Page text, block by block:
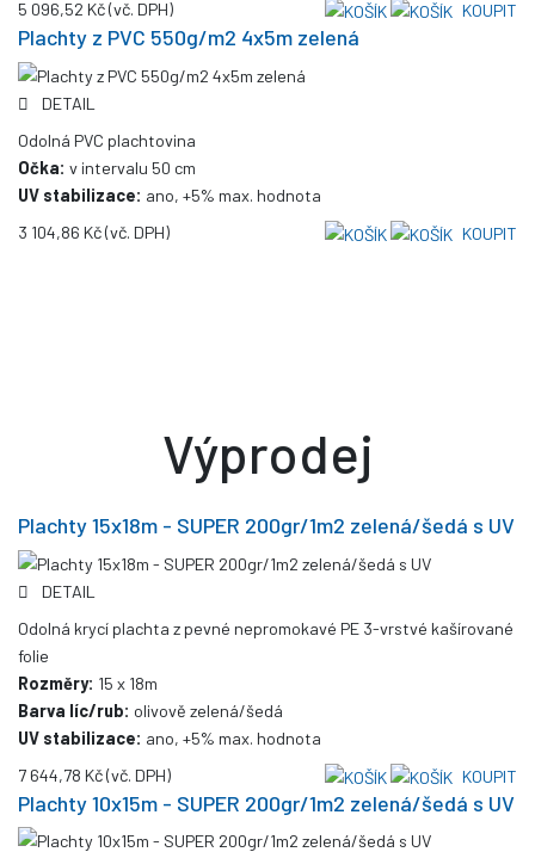
5 096,52 Kč(vč. DPH) KOUPIT
Plachty z PVC 550g/m2 4x5m zelená
DETAIL
Odolná PVC plachtovina
Očka: v intervalu 50 cm
UV stabilizace: ano, +5% max. hodnota
3 104,86 Kč(vč. DPH) KOUPIT
Výprodej
Plachty 15x18m - SUPER 200gr/1m2 zelená/šedá s UV
DETAIL
Odolná krycí plachta z pevné nepromokavé PE 3-vrstvé kašírované
folie
Rozměry: 15 x 18m
Barva líc/rub: olivově zelená/šedá
UV stabilizace: ano, +5% max. hodnota
7 644,78 Kč(vč. DPH) KOUPIT
Plachty 10x15m - SUPER 200gr/1m2 zelená/šedá s UV